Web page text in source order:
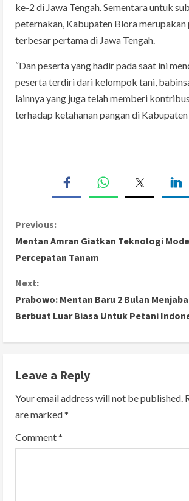
ke-2 di Jawa Tengah. Sementara untuk
peternakan, Kabupaten Blora merupakan
terbesar pertama di Jawa Tengah.
“Dan peserta yang hadir pada saat ini
peserta terdiri dari kelompok tani,
lainnya yang juga telah memberi
terhadap ketahanan pangan di Kabupaten
C
o
n
t
u
e
R
Previous:
Mentan Amran Giatkan Teknologi
Percepatan Tanam
Next:
Prabowo: Mentan Baru 2 Bulan
Berbuat Luar Biasa Untuk Petani
Leave a Reply
Your email address will not be published.
are marked*
Comment*